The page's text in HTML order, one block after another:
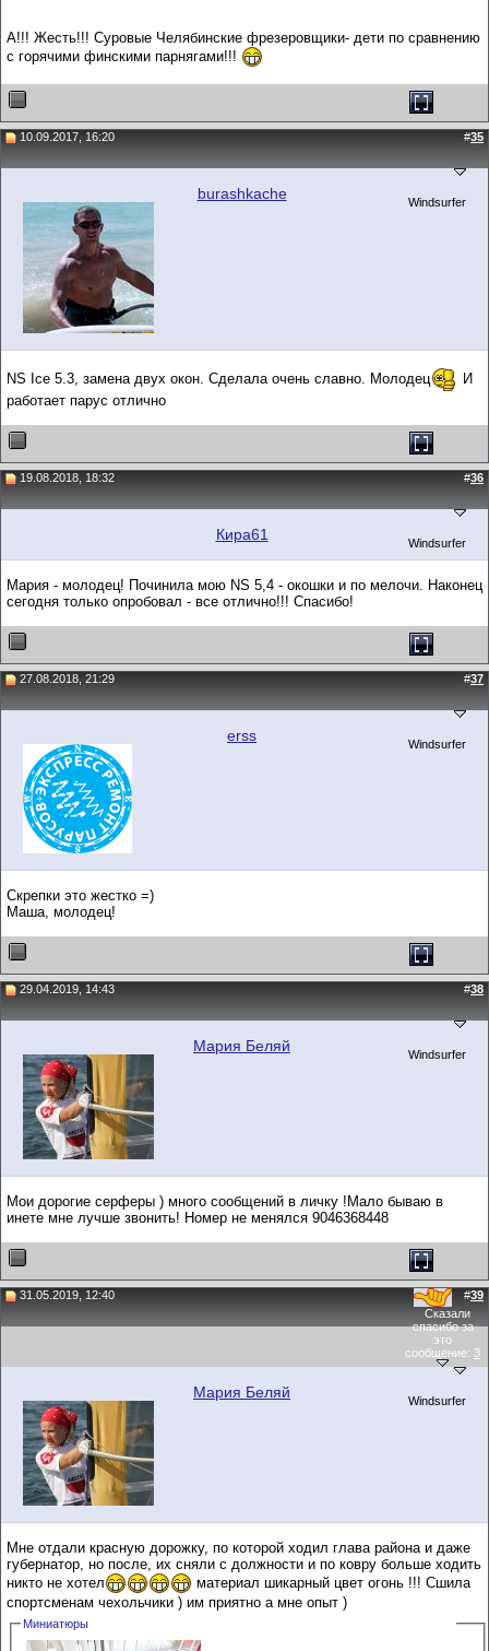
А!!! Жесть!!! Суровые Челябинские фрезеровщики- дети по сравнению
с горячими финскими парнягами!!!
10.09.2017, 16:20 #35
burashkache Windsurfer
NS Ice 5.3, замена двух окон. Сделала очень славно. Молодец
И
работает парус отлично
19.08.2018, 18:32 #36
Кира61 Windsurfer
Мария - молодец! Починила мою NS 5,4 - окошки и по мелочи. Наконец
сегодня только опробовал - все отлично!!! Спасибо!
27.08.2018, 21:29 #37
erss Windsurfer
Скрепки это жестко =)
Маша, молодец!
29.04.2019, 14:43 #38
Мария Беляй Windsurfer
Мои дорогие серферы ) много сообщений в личку !Мало бываю в
инете мне лучше звонить! Номер не менялся 9046368448
31.05.2019, 12:40 #39
Сказали
спасибо за
это
сообщение: 3
Мария Беляй Windsurfer
Мне отдали красную дорожку, по которой ходил глава района и даже
губернатор, но после, их сняли с должности и по ковру больше ходить
никто не хотел
материал шикарный цвет огонь !!! Сшила
спортсменам чехольчики ) им приятно а мне опыт )
Миниатюры